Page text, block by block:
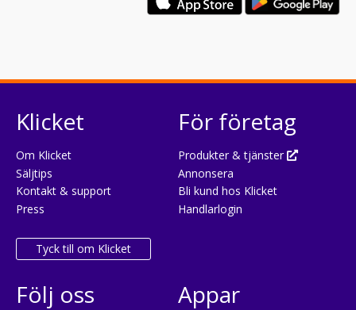
Klicket
Om Klicket
Säljtips
Kontakt & support
Press
Tyck till om Klicket
För företag
Produkter & tjänster
Annonsera
Bli kund hos Klicket
Handlarlogin
Följ oss Appar